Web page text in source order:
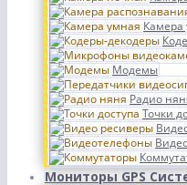
Камера
Модемы
Радио
Точки
Мониторы GPS